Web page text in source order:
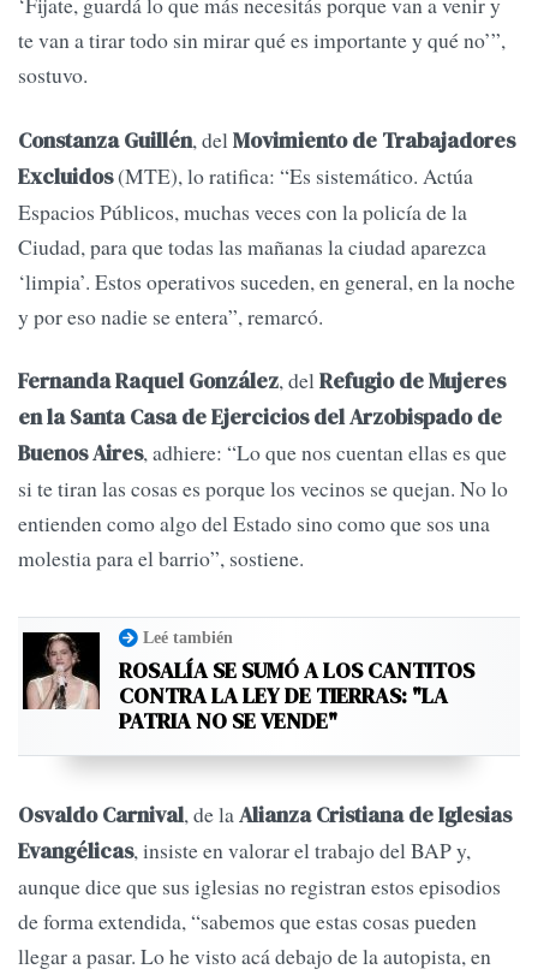
te van a tirar todo sin mirar qué es importante y qué no’”,
sostuvo.
Constanza Guillén, delMovimiento de Trabajadores
Excluidos(MTE), lo ratifica: “Es sistemático. Actúa
Espacios Públicos, muchas veces con la policía de la
Ciudad, para que todas las mañanas la ciudad aparezca
‘limpia’. Estos operativos suceden, en general, en la noche
y por eso nadie se entera”, remarcó.
Fernanda Raquel González, delRefugio de Mujeres
en la Santa Casa de Ejercicios del Arzobispado de
Buenos Aires, adhiere: “Lo que nos cuentan ellas es que
si te tiran las cosas es porque los vecinos se quejan. No lo
entienden como algo del Estado sino como que sos una
molestia para el barrio”, sostiene.
Leé también
ROSALÍA SE SUMÓ A LOS CANTITOS
CONTRA LA LEY DE TIERRAS: "LA
PATRIA NO SE VENDE"
Osvaldo Carnival, de laAlianza Cristiana de Iglesias
Evangélicas, insiste en valorar el trabajo del BAP y,
aunque dice que sus iglesias no registran estos episodios
de forma extendida, “sabemos que estas cosas pueden
llegar a pasar. Lo he visto acá debajo de la autopista, en